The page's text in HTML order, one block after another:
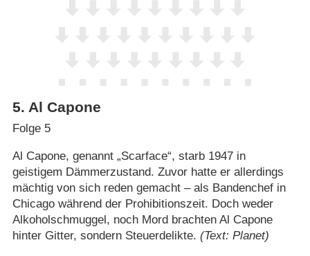
5. Al Capone
Folge 5
Al Capone, genannt „Scarface“, starb 1947 in
geistigem Dämmerzustand. Zuvor hatte er allerdings
mächtig von sich reden gemacht – als Bandenchef in
Chicago während der Prohibitionszeit. Doch weder
Alkoholschmuggel, noch Mord brachten Al Capone
hinter Gitter, sondern Steuerdelikte. (Text: Planet)